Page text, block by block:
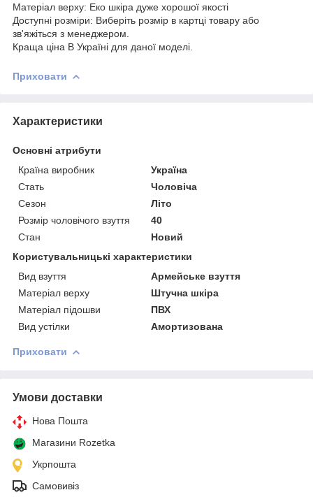
Матеріал верху: Еко шкіра дуже хорошої якості
Доступні розміри: Виберіть розмір в картці товару або
зв'яжіться з менеджером.
Краща ціна В Україні для даної моделі.
Приховати
Характеристики
Основні атрибути
Країна виробник
Україна
Стать
Чоловіча
Сезон
Літо
Розмір чоловічого взуття
40
Стан
Новий
Користувальницькі характеристики
Вид взуття
Армейське взуття
Матеріал верху
Штучна шкіра
Матеріал підошви
ПВХ
Вид устілки
Амортизована
Приховати
Умови доставки
Нова Пошта
Магазини Rozetka
Укрпошта
Самовивіз